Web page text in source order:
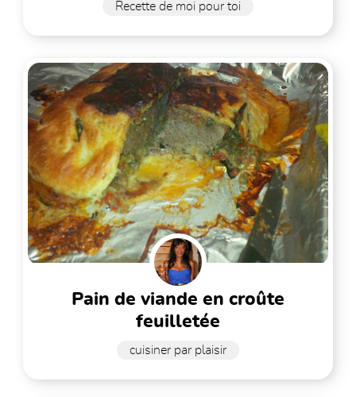
Recette de moi pour toi
pain de viande en croûte
feuilletée
cuisiner par plaisir